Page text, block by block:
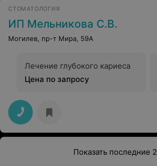
СТОМАТОЛОГИЯ
ИП Мельникова С.В.
Могилев, пр-т Мира, 59А
Лечение глубокого кариеса
Цена по запросу
Показать последние 2